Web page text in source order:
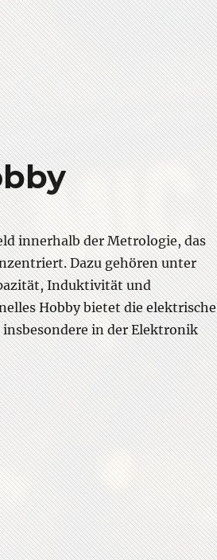
innerhalb der Metrologie, das
Dazu gehören unter
Induktivität und
Hobby bietet die elektrische
in der Elektronik